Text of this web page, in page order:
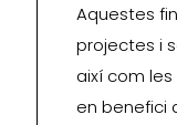
Aquestes
projectes i
així com
en benefici